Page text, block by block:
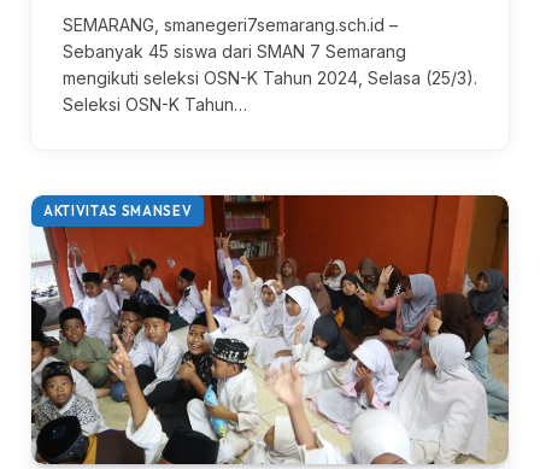
SEMARANG, smanegeri7semarang.sch.id –
Sebanyak 45 siswa dari SMAN 7 Semarang
mengikuti seleksi OSN-K Tahun 2024, Selasa (25/3).
Seleksi OSN-K Tahun…
AKTIVITAS SMANSEV